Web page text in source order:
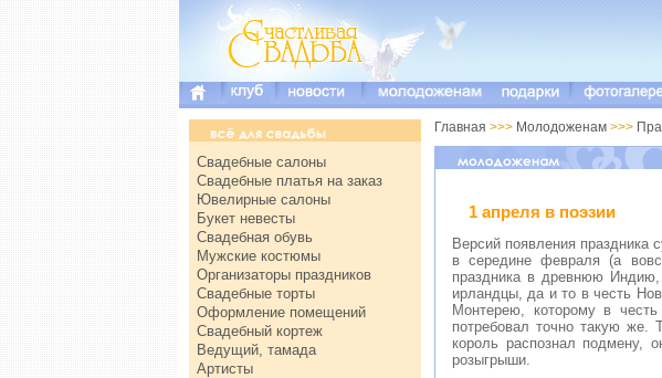
Свадебные салоны
Свадебные платья на заказ
Ювелирные салоны
Букет невесты
Свадебная обувь
Мужские костюмы
Организаторы праздников
Свадебные торты
Оформление помещений
Свадебный кортеж
Ведущий, тамада
Артисты
Главная >>> Молодоженам >>>
1 апреля в поэзии
Версий появления праздника
в середине февраля (а
праздника в древнюю
ирландцы, да и то в честь
Монтерею, которому в
потребовал точно такую
король распознал подмену,
розыгрыши.